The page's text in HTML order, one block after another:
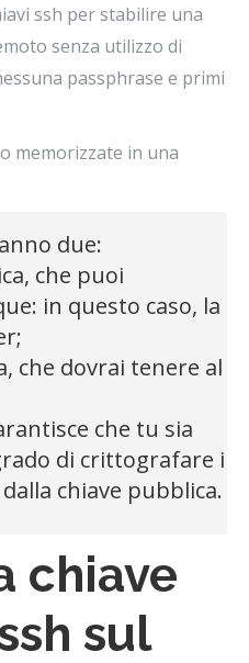
ssh per stabilire una
senza utilizzo di
passphrase e primi
memorizzate in una
due:
che puoi
in questo caso, la
che dovrai tenere al
che tu sia
di crittografare i
chiave pubblica.
chiave
sul